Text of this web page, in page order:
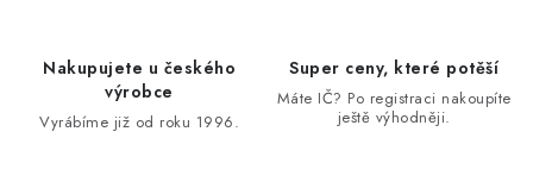
Nakupujete u českého
výrobce
Vyrábíme již od roku 1996.
Super ceny, které potěší
Máte IČ? Po registraci nakoupíte
ještě výhodněji.